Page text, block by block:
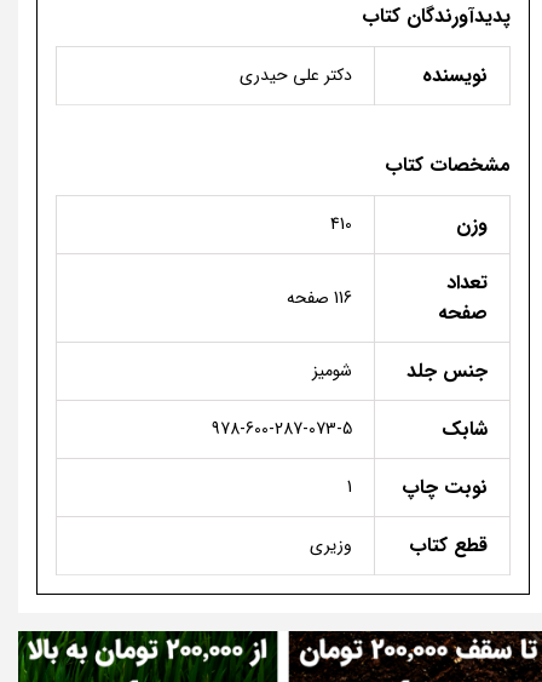
پدیدآورندگان کتاب
نویسنده
دکتر علی حیدری
مشخصات کتاب
وزن
410
تعداد
صفحه
116 صفحه
جنس جلد شومیز
شابک 978-600-287-073-5
نوبت چاپ 1
قطع کتاب وزیری